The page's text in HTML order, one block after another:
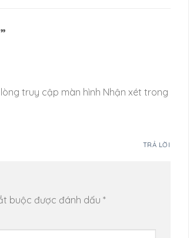
”
truy cập màn hình Nhận xét trong
TRẢ LỜI
buộc được đánh dấu *